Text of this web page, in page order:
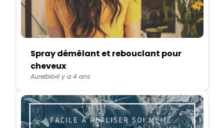
Spray démêlant et rebouclant pour
cheveux
AurelbloIl y a 4 ans